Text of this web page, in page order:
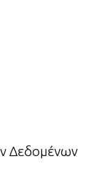
Δεδομένων